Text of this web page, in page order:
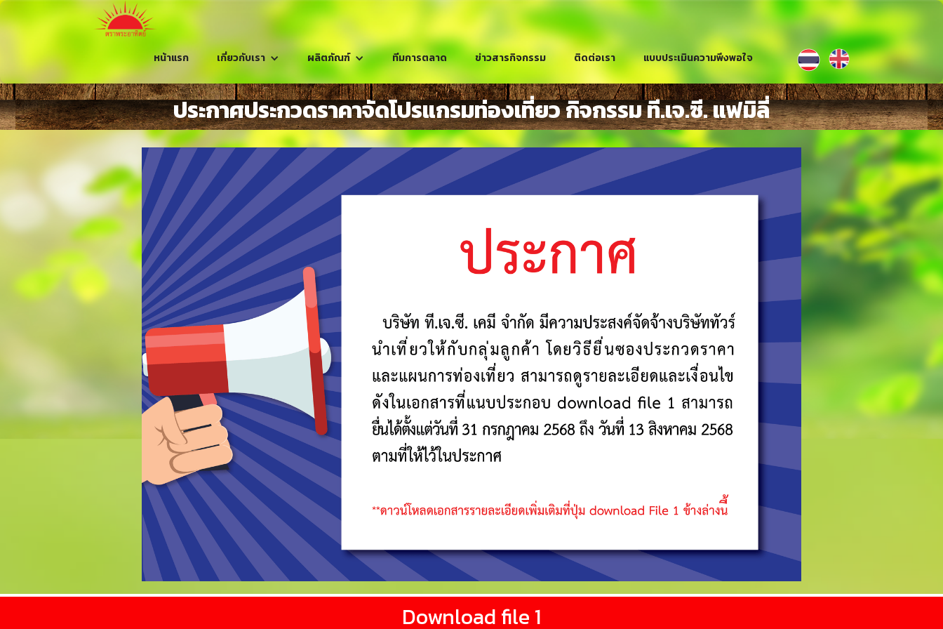
หน้าแรก เกี่ยวกับเรา ผลิตภัณฑ์ ทีมการตลาด ข่าวสารกิจกรรม ติดต่อเรา แบบประเมินความพึงพอใจ
ประกาศประกวดราคาจัดโปรแกรมท่องเที่ยว กิจกรรม ที.เจ.ซี. แฟมิลี่
Download file 1